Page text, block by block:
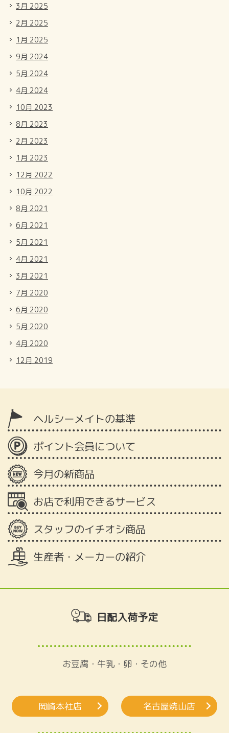
3月 2025
2月 2025
1月 2025
9月 2024
5月 2024
4月 2024
10月 2023
8月 2023
2月 2023
1月 2023
12月 2022
10月 2022
8月 2021
6月 2021
5月 2021
4月 2021
3月 2021
7月 2020
6月 2020
5月 2020
4月 2020
12月 2019
ヘルシーメイトの基準
ポイント会員について
今月の新商品
お店で利用できるサービス
スタッフのイチオシ商品
生産者・メーカーの紹介
日配入荷予定
お豆腐・牛乳・卵・その他
岡崎本社店 名古屋焼山店